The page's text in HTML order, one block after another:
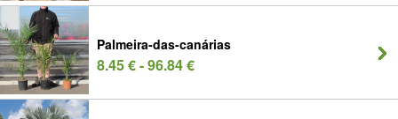
Palmeira-das-canárias
8.45 € - 96.84 €